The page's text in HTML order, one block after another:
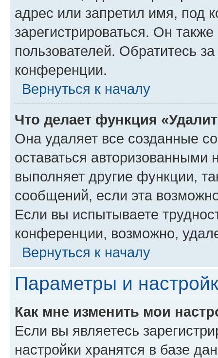
адрес или запретил имя, под
зарегистрироваться. Он
пользователей. Обратитесь
конференции.
Вернуться к началу
Что делает функция
Она удаляет все созданные
оставаться авторизованными
выполняет другие функции,
сообщений, если эта
Если вы испытываете
конференции, возможно,
Вернуться к началу
Параметры и
Как мне изменить мои
Если вы являетесь
настройки хранятся в базе